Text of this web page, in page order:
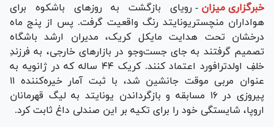
خبرگزاری میزان - رویای بازگشت به روز‌های باشکوه برای
هواداران منچستریونایتد رنگ واقعیت گرفت. پس از پنج ماه
درخشان تحت هدایت مایکل کریک، مدیران ارشد باشگاه
تصمیم گرفتند به جای جست‌و‌جو در بازار‌های خارجی، به فرزندِ
خلفِ اولدترافورد اعتماد کنند. کریک ۴۴ ساله که در ژانویه به
عنوان مربی موقت جانشین شد، با ثبت آمار خیره‌کننده ۱۱
پیروزی در ۱۶ مسابقه و بازگرداندن یونایتد به لیگ قهرمانان
اروپا، شایستگی خود را برای تکیه بر این صندلی داغ ثابت کرد.